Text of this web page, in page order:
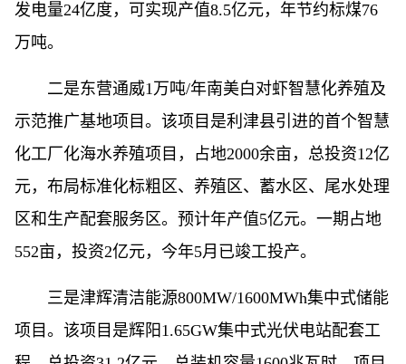
发电量24亿度，可实现产值8.5亿元，年节约标煤76
万吨。
二是东营通威1万吨/年南美白对虾智慧化养殖及
示范推广基地项目。该项目是利津县引进的首个智慧
化工厂化海水养殖项目，占地2000余亩，总投资12亿
元，布局标准化标粗区、养殖区、蓄水区、尾水处理
区和生产配套服务区。预计年产值5亿元。一期占地
552亩，投资2亿元，今年5月已竣工投产。
三是津辉清洁能源800MW/1600MWh集中式储能
项目。该项目是辉阳1.65GW集中式光伏电站配套工